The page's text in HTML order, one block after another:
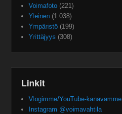
Voimafoto (221)
Yleinen (1 038)
Ympäristö (199)
Yrittäjyys (308)
Linkit
Vlogimme/YouTube-kanavamme
Instagram @voimavahtila